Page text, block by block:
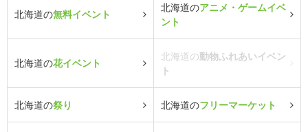
北海道の無料イベント
北海道のアニメ・ゲームイベ
ント
北海道の花イベント
北海道の動物ふれあいイベン
ト
北海道の祭り 北海道のフリーマーケット